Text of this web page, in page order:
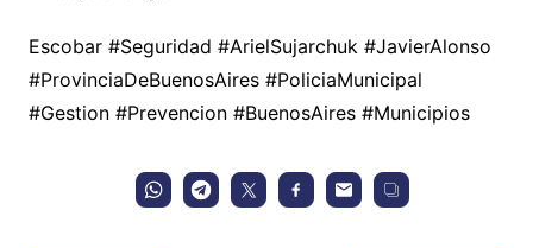
Escobar #Seguridad #ArielSujarchuk #JavierAlonso
#ProvinciaDeBuenosAires #PoliciaMunicipal
#Gestion #Prevencion #BuenosAires #Municipios